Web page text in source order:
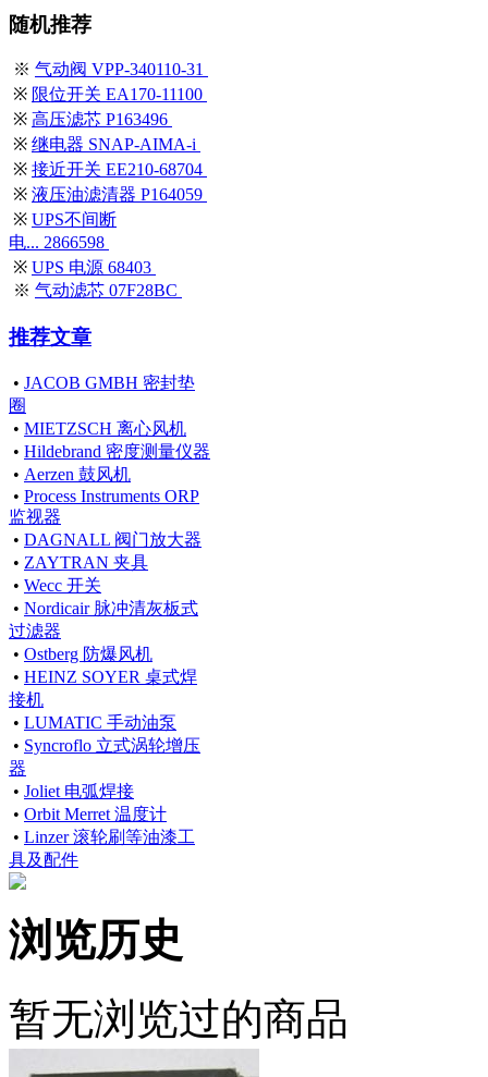
随机推荐
※ 气动阀 VPP-340110-31
※ 限位开关 EA170-11100
※ 高压滤芯 P163496
※ 继电器 SNAP-AIMA-i
※ 接近开关 EE210-68704
※ 液压油滤清器 P164059
※ UPS不间断
电... 2866598
※ UPS 电源 68403
※ 气动滤芯 07F28BC
推荐文章
• JACOB GMBH 密封垫
圈
• MIETZSCH 离心风机
• Hildebrand 密度测量仪器
• Aerzen 鼓风机
• Process Instruments ORP
监视器
• DAGNALL 阀门放大器
• ZAYTRAN 夹具
• Wecc 开关
• Nordicair 脉冲清灰板式
过滤器
• Ostberg 防爆风机
• HEINZ SOYER 桌式焊
接机
• LUMATIC 手动油泵
• Syncroflo 立式涡轮增压
器
• Joliet 电弧焊接
• Orbit Merret 温度计
• Linzer 滚轮刷等油漆工
具及配件
浏览历史
暂无浏览过的商品